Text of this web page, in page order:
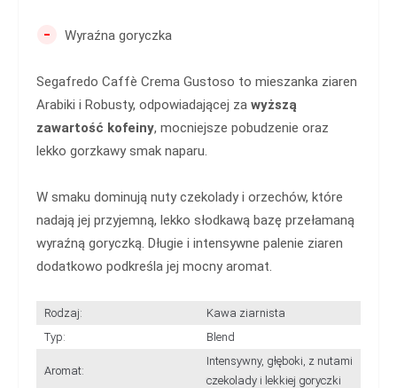
- Wyraźna goryczka
Segafredo Caffè Crema Gustoso to mieszanka ziaren
Arabiki i Robusty, odpowiadającej za wyższą
zawartość kofeiny, mocniejsze pobudzenie oraz
lekko gorzkawy smak naparu.
W smaku dominują nuty czekolady i orzechów, które
nadają jej przyjemną, lekko słodkawą bazę przełamaną
wyraźną goryczką. Długie i intensywne palenie ziaren
dodatkowo podkreśla jej mocny aromat.
Rodzaj:
Kawa ziarnista
Typ:
Blend
Aromat:
Intensywny, głęboki, z nutami
czekolady i lekkiej goryczki